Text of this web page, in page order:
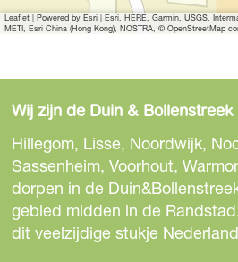
Leaflet | Powered by Esri | Esri, HERE, Garmin, USGS,
METI, Esri China (Hong Kong), NOSTRA, © OpenStreetMap
Wij zijn de Duin & Bollenstreek
Hillegom, Lisse, Noordwijk,
Sassenheim, Voorhout,
dorpen in de
gebied midden in de
dit veelzijdige stukje